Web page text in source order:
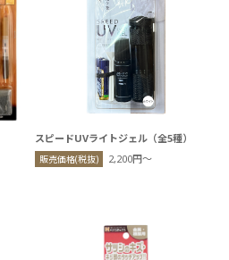
スピードUVライトジェル（全5種）
販売価格(税抜) 2,200円〜